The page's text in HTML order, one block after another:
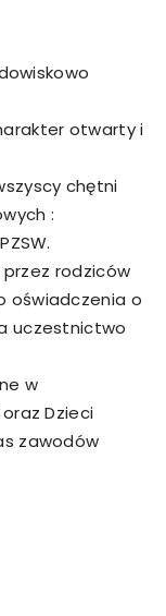
otwarty i
chętni
:
przez rodziców
oświadczenia o
uczestnictwo
w
Dzieci
zawodów